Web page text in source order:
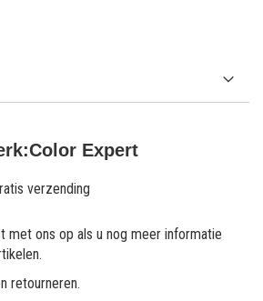
Color Expert
verzending
met ons op als u nog meer informatie
retourneren.